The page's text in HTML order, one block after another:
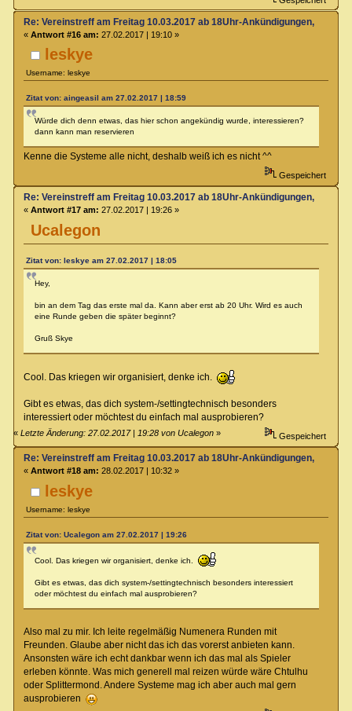
leskye
Username: leskye
Re: Vereinstreff am Freitag 10.03.2017 ab 18Uhr-Ankündigungen,
« Antwort #16 am: 27.02.2017 | 19:10 »
Zitat von: aingeasil am 27.02.2017 | 18:59
Würde dich denn etwas, das hier schon angekündig wurde, interessieren?
dann kann man reservieren
Kenne die Systeme alle nicht, deshalb weiß ich es nicht ^^
Gespeichert
Ucalegon
Re: Vereinstreff am Freitag 10.03.2017 ab 18Uhr-Ankündigungen,
« Antwort #17 am: 27.02.2017 | 19:26 »
Zitat von: leskye am 27.02.2017 | 18:05
Hey,
bin an dem Tag das erste mal da. Kann aber erst ab 20 Uhr. Wird es auch
eine Runde geben die später beginnt?
Gruß Skye
Cool. Das kriegen wir organisiert, denke ich.
Gibt es etwas, das dich system-/settingtechnisch besonders
interessiert oder möchtest du einfach mal ausprobieren?
«Letzte Änderung: 27.02.2017 | 19:28 von Ucalegon » Gespeichert
leskye
Username: leskye
Re: Vereinstreff am Freitag 10.03.2017 ab 18Uhr-Ankündigungen,
« Antwort #18 am: 28.02.2017 | 10:32 »
Zitat von: Ucalegon am 27.02.2017 | 19:26
Cool. Das kriegen wir organisiert, denke ich.
Gibt es etwas, das dich system-/settingtechnisch besonders interessiert
oder möchtest du einfach mal ausprobieren?
Also mal zu mir. Ich leite regelmäßig Numenera Runden mit
Freunden. Glaube aber nicht das ich das vorerst anbieten kann.
Ansonsten wäre ich echt dankbar wenn ich das mal als Spieler
erleben könnte. Was mich generell mal reizen würde wäre Chtulhu
oder Splittermond. Andere Systeme mag ich aber auch mal gern
ausprobieren